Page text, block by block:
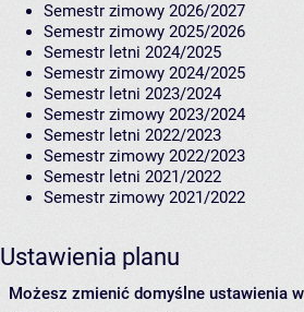
Semestr zimowy 2026/2027
Semestr zimowy 2025/2026
Semestr letni 2024/2025
Semestr zimowy 2024/2025
Semestr letni 2023/2024
Semestr zimowy 2023/2024
Semestr letni 2022/2023
Semestr zimowy 2022/2023
Semestr letni 2021/2022
Semestr zimowy 2021/2022
Ustawienia planu
Możesz zmienić domyślne ustawienia